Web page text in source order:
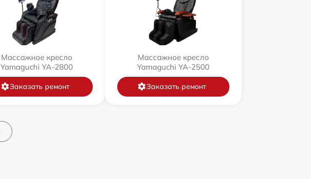
Массажное кресло
Yamaguchi YA-2800
Заказать ремонт
Массажное кресло
Yamaguchi YA-2500
Заказать ремонт